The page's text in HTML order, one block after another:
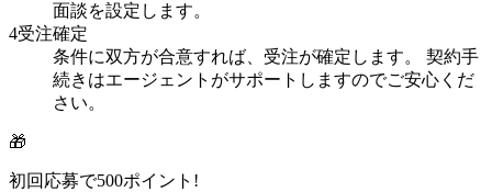
面談を設定します。
4受注確定
条件に双方が合意すれば、受注が確定します。 契約手
続きはエージェントがサポートしますのでご安心くだ
さい。
🎁
初回応募で500ポイント!